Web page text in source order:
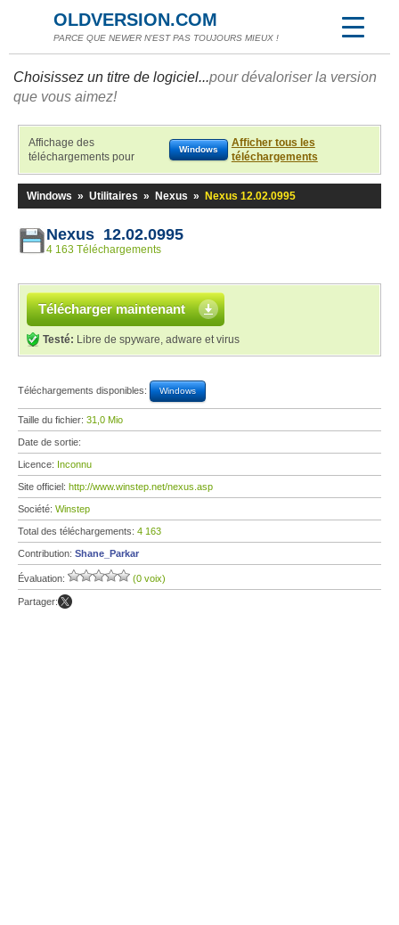
OLDVERSION.COM
PARCE QUE NEWER N'EST PAS TOUJOURS MIEUX !
Choisissez un titre de logiciel...pour dévaloriser la version
que vous aimez!
Affichage des
téléchargements pour
Windows
Afficher tous les
téléchargements
Windows » Utilitaires » Nexus » Nexus 12.02.0995
Nexus 12.02.0995
4 163 Téléchargements
Télécharger maintenant
Testé: Libre de spyware, adware et virus
Téléchargements disponibles: Windows
Taille du fichier: 31,0 Mio
Date de sortie:
Licence: Inconnu
Site officiel: http://www.winstep.net/nexus.asp
Société: Winstep
Total des téléchargements: 4 163
Contribution: Shane_Parkar
Évaluation: (0 voix)
Partager: